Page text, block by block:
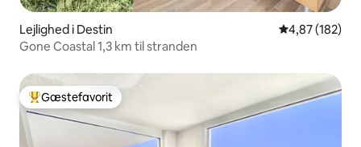
Lejlighed i Destin 4,87 ud af 5 i
4,87 (182)
Gone Coastal 1,3 km til stranden
Bedste gæstefavorit
Gæstefavorit